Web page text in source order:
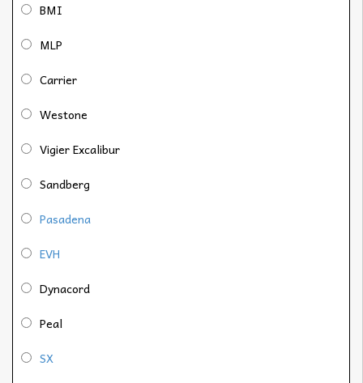
BMI
MLP
Carrier
Westone
Vigier Excalibur
Sandberg
Pasadena
EVH
Dynacord
Peal
SX